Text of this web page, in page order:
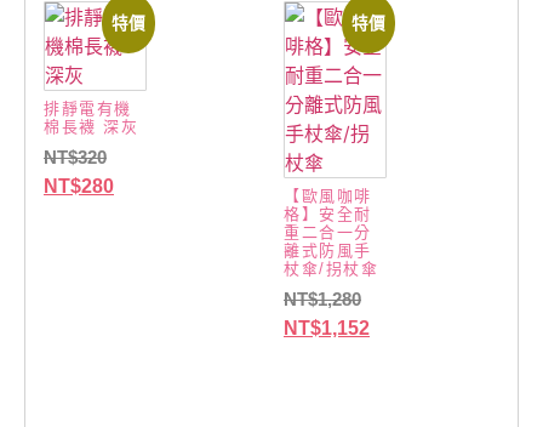
特價
排靜電有機
棉長襪 深灰
NT$320
NT$280
特價
【歐風咖啡
格】安全耐
重二合一分
離式防風手
杖傘/拐杖傘
NT$1,280
NT$1,152